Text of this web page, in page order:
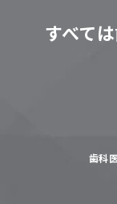
すべて
歯科